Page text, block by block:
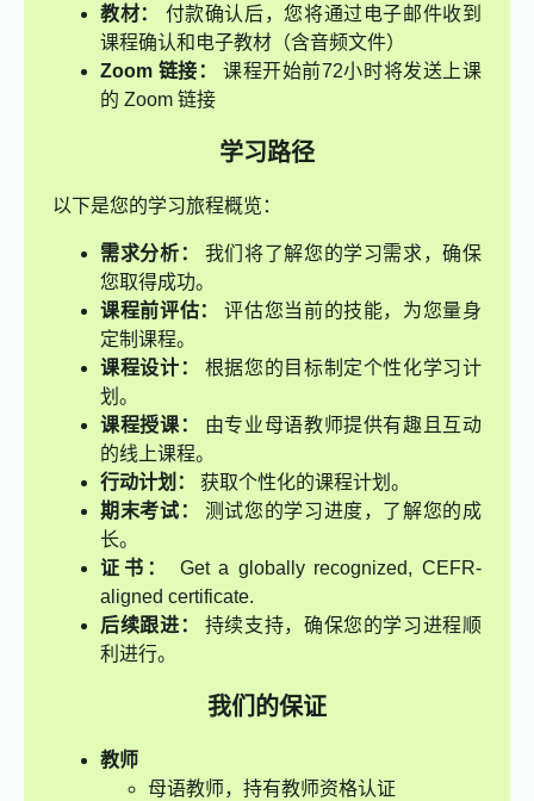
教材：
付款确认后，您将通过电子邮件收到
课程确认和电子教材（含音频文件）
Zoom 链接：
课程开始前72小时将发送上课
的 Zoom 链接
学习路径
以下是您的学习旅程概览：
需求分析：
我们将了解您的学习需求，确保
您取得成功。
课程前评估：
评估您当前的技能，为您量身
定制课程。
课程设计：
根据您的目标制定个性化学习计
划。
课程授课：
由专业母语教师提供有趣且互动
的线上课程。
行动计划：
获取个性化的课程计划。
期末考试：
测试您的学习进度，了解您的成
长。
证书：
Get a globally recognized, CEFR-
aligned certificate.
后续跟进：
持续支持，确保您的学习进程顺
利进行。
我们的保证
教师
母语教师，持有教师资格认证